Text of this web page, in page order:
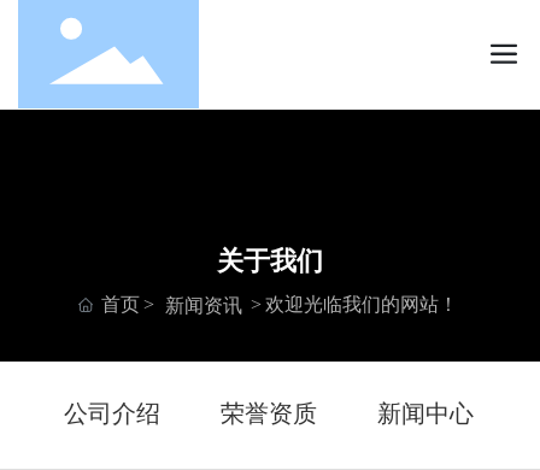
关于我们
首页 新闻资讯 欢迎光临我们的网站！
公司介绍 荣誉资质 新闻中心